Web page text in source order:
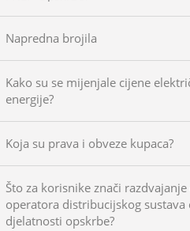
Napredna brojila
Kako su se mijenjale cijene
energije?
Koja su prava i obveze kupaca?
Što za korisnike znači
operatora distribucijskog sustava
djelatnosti opskrbe?